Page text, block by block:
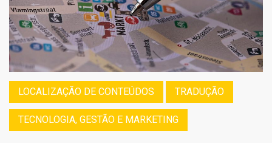
LOCALIZAÇÃO DE CONTEÚDOS TRADUÇÃO
TECNOLOGIA, GESTÃO E MARKETING